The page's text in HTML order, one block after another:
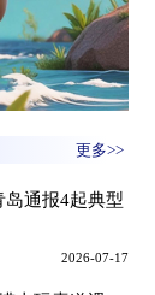
更多>>
通报4起典型
2026-07-17